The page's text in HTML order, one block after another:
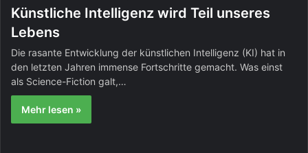
Künstliche Intelligenz wird Teil unseres
Lebens
Die rasante Entwicklung der künstlichen Intelligenz (KI) hat in
den letzten Jahren immense Fortschritte gemacht. Was einst
als Science-Fiction galt,…
Mehr lesen »